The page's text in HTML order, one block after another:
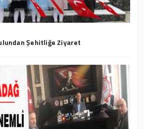
Şehitliğe Ziyaret